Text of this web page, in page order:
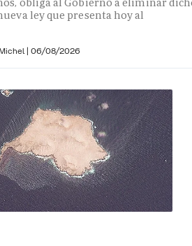
ley que presenta hoy al
| 06/08/2026